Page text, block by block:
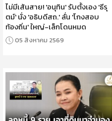
ไม่มีเส้นสาย! 'อนุทิน' รับตั้งเอง 'ธีรุ
ตม์' นั่ง 'อธิบดีสถ.' ลั่น 'โกงสอบ
ท้องถิ่น' ใหญ่-เล็กโดนหมด
05 สิงหาคม 2569